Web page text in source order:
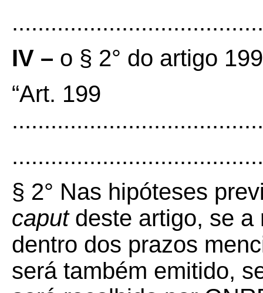
IV – o § 2° do artigo
“Art. 199
§ 2° Nas hipóteses
caput deste artigo, se a
dentro dos prazos
será também emitido,